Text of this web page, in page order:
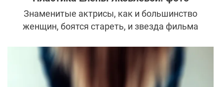
Знаменитые актрисы, как и большинство
женщин, боятся стареть, и звезда фильма
исключение. Елена Яковлева честно
признается, что обращалась к
пластическим хирургам и косметологам, а